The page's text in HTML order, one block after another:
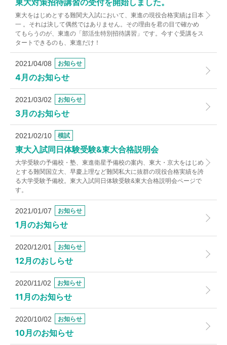
東大対策招待講習の受付を開始しました。
東大をはじめとする難関大入試において、東進の現役合格実績は日本
一 。それは決して偶然ではありません。その理由を君の目で確かめ
てもらうのが、東進の「部活生特別招待講習」です。今すぐ受講をス
タートできるのも、東進だけ！
2021/04/08 お知らせ
4月のお知らせ
2021/03/02 お知らせ
3月のお知らせ
2021/02/10 模試
東大入試同日体験受験&東大合格説明会
大学受験の予備校・塾、東進衛星予備校の案内、東大・京大をはじめ
とする難関国立大、早慶上理など難関私大に抜群の現役合格実績を誇
る大学受験予備校。東大入試同日体験受験&東大合格説明会ページで
す。
2021/01/07 お知らせ
1月のお知らせ
2020/12/01 お知らせ
12月のおしらせ
2020/11/02 お知らせ
11月のお知らせ
2020/10/02 お知らせ
10月のお知らせ